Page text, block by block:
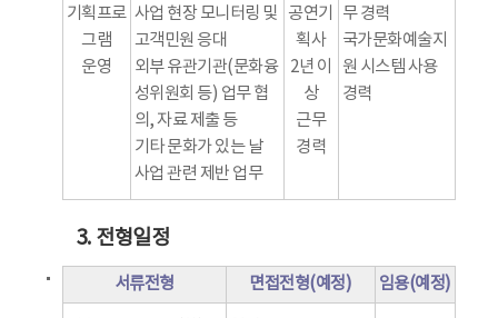
기획프로
그램
운영
사업 현장 모니터링 및
고객민원 응대
외부 유관기관(문화융
성위원회 등) 업무 협
의, 자료 제출 등
기타 문화가 있는 날
사업 관련 제반 업무
공연기
획사
2년 이
상
근무
경력
무 경력
국가문화예술지
원 시스템 사용
경력
3. 전형일정
서류전형 면접전형(예정) 임용(예정)